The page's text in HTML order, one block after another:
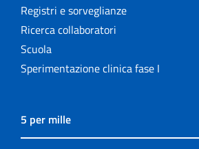
Registri e sorveglianze
Ricerca collaboratori
Scuola
Sperimentazione clinica fase I
5 per mille